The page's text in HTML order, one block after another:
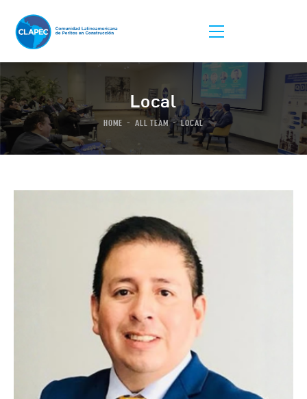
Local
HOME ALL TEAM LOCAL
La Asociación
Congreso